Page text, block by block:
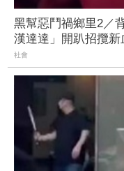
黑幫惡鬥禍鄉里2／
漢達達」開趴招攬新
社會